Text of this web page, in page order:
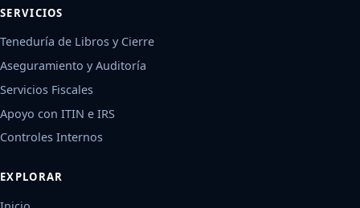
SERVICIOS
Teneduría de Libros y Cierre
Aseguramiento y Auditoría
Servicios Fiscales
Apoyo con ITIN e IRS
Controles Internos
EXPLORAR